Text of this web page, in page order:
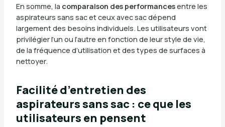
En somme, la comparaison des performancesentre les
aspirateurs sans sac et ceux avec sac dépend
largement des besoins individuels. Les utilisateurs vont
privilégier l’un ou l’autre en fonction de leur style de vie,
de la fréquence d’utilisation et des types de surfaces à
nettoyer.
Facilité d’entretien des
aspirateurs sans sac : ce que les
utilisateurs en pensent